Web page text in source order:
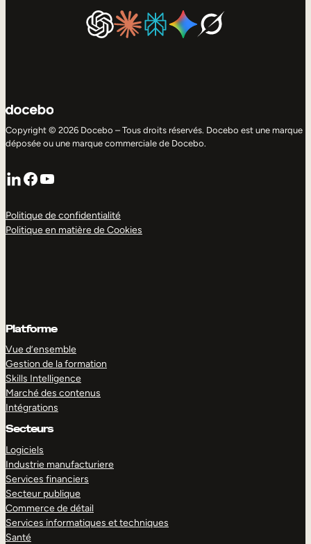
Copyright © 2026 Docebo – Tous droits réservés. Docebo est une marque
déposée ou une marque commerciale de Docebo.
LinkedIn
Facebook
YouTube
Politique de confidentialité
Politique en matière de Cookies
Platforme
Vue d’ensemble
Gestion de la formation
Skills Intelligence
Marché des contenus
Intégrations
Secteurs
Logiciels
Industrie manufacturiere
Services financiers
Secteur publique
Commerce de détail
Services informatiques et techniques
Santé